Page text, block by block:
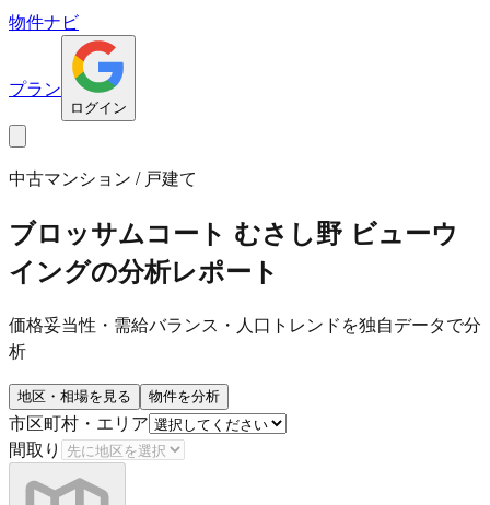
物件ナビ
プラン
ログイン
中古マンション / 戸建て
ブロッサムコート むさし野 ビューウ
イングの分析レポート
価格妥当性・需給バランス・人口トレンドを独自データで分
析
地区・相場を見る 物件を分析
市区町村・エリア
間取り